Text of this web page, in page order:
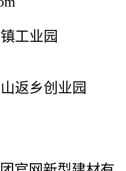
工业园
返乡创业园